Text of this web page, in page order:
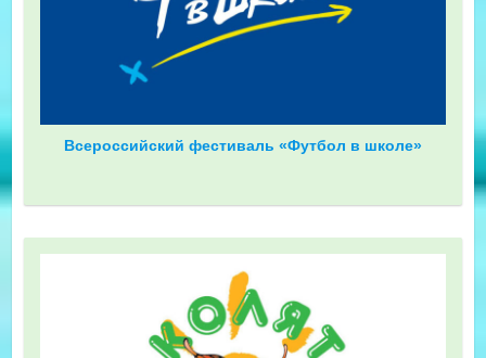
Всероссийский фестиваль «Футбол в школе»